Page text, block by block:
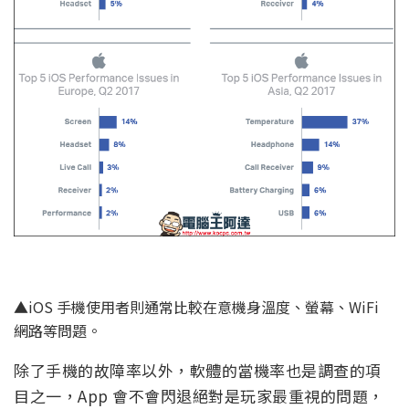
▲iOS 手機使用者則通常比較在意機身溫度、螢幕、WiFi
網路等問題。
除了手機的故障率以外，軟體的當機率也是調查的項
目之一，App 會不會閃退絕對是玩家最重視的問題，